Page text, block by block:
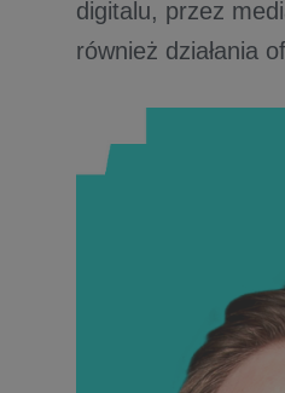
digitalu, przez
również działania